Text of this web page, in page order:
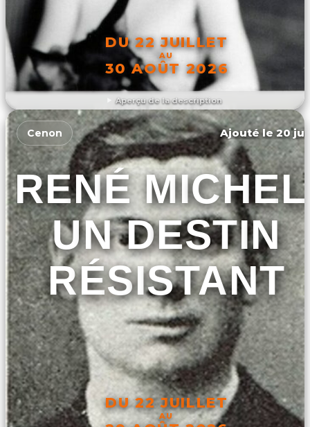
Aperçu de la description
DU 22 JUILLET
AU
30 AOÛT 2026
DÉCOUVRIR L'ÉVÉNEMENT
Cenon Ajouté le 20
RENÉ
UN DESTIN
RÉSISTANT
DU 22 JUILLET
AU